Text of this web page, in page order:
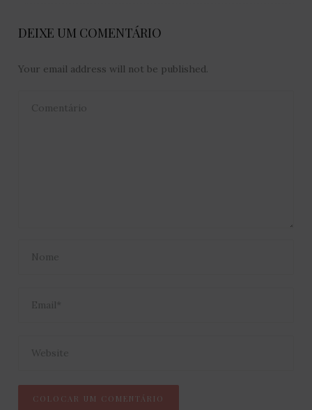
DEIXE UM COMENTÁRIO
Your email address will not be published.